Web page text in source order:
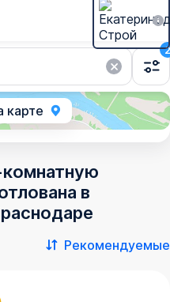
2
карте
в
Рекомендуемые